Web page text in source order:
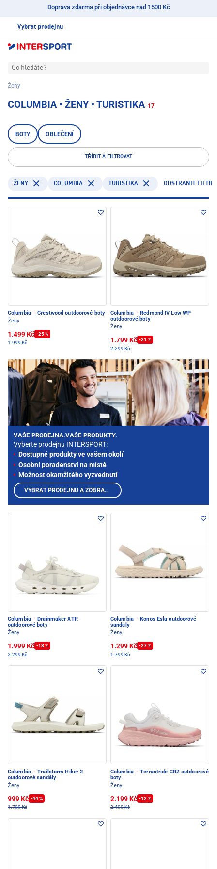
Doprava zdarma při objednávce nad 1500 Kč
Vybrat prodejnu
Co hledáte?
Ženy
COLUMBIA • ŽENY • TURISTIKA 17
BOTY OBLEČENÍ
TŘÍDIT A FILTROVAT
ŽENY COLUMBIA TURISTIKA ODSTRANIT FILTR
Columbia · Crestwood outdoorové boty
Ženy
1.499 Kč -25 %
1.999 Kč
Columbia · Redmond IV Low WP
outdoorové boty
Ženy
1.799 Kč -21 %
2.299 Kč
Columbia · Drainmaker XTR
outdoorové boty
Ženy
1.999 Kč -13 %
2.299 Kč
Columbia · Konos Esla outdoorové
sandály
Ženy
1.299 Kč -27 %
1.799 Kč
Columbia · Trailstorm Hiker 2
outdoorové sandály
Ženy
999 Kč -44 %
1.799 Kč
Columbia · Terrastride CRZ outdoorové
boty
Ženy
2.199 Kč -12 %
2.499 Kč
VAŠE PRODEJNA.VAŠE PRODUKTY.
Vyberte prodejnu INTERSPORT:
Dostupné produkty ve vašem okolí
Osobní poradenství na místě
Možnost okamžitého vyzvednutí
VYBRAT PRODEJNU A ZOBRAZIT PRODUKTY